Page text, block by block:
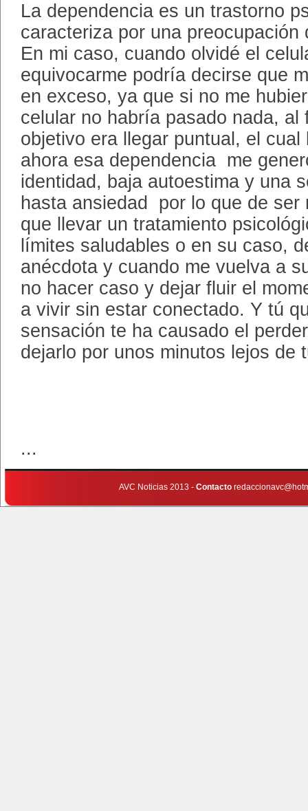
La dependencia es un trastorno
caracteriza por una preocupación
En mi caso, cuando olvidé el
equivocarme podría decirse que
en exceso, ya que si no me
celular no habría pasado nada, al
objetivo era llegar puntual, el
ahora esa dependencia me
identidad, baja autoestima y una
hasta ansiedad por lo que de ser
que llevar un tratamiento
límites saludables o en su caso,
anécdota y cuando me vuelva a
no hacer caso y dejar fluir el
a vivir sin estar conectado. Y tú
sensación te ha causado el
dejarlo por unos minutos lejos de
...
AVC Noticias 2013 - Contacto